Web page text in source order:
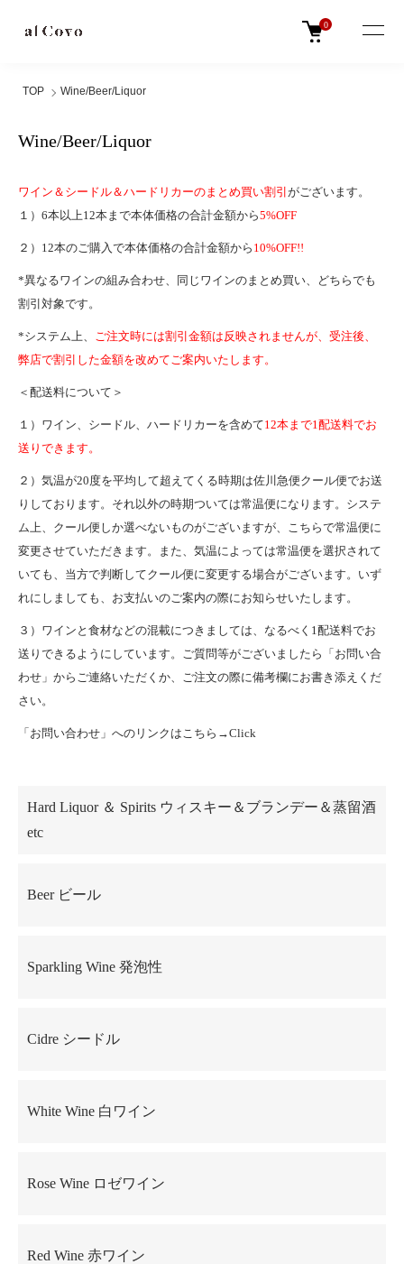
0
TOP Wine/Beer/Liquor
Wine/Beer/Liquor
ワイン＆シードル＆ハードリカーのまとめ買い割引 がございます。
１）6本以上12本まで本体価格の合計金額から5%OFF
２）12本のご購入で本体価格の合計金額から 10%OFF!!
*異なるワインの組み合わせ、同じワインのまとめ買い、どちらでも
割引対象です。
*システム上、 ご注文時には割引金額は反映されませんが、受注後、
弊店で割引した金額を改めてご案内いたします。
＜配送料について＞
１）ワイン、シードル、ハードリカーを含めて12本まで1配送料でお
送りできます。
２）気温が20度を平均して超えてくる時期は佐川急便クール便でお送
りしております。それ以外の時期ついては常温便になります。システ
ム上、クール便しか選べないものがございますが、こちらで常温便に
変更させていただきます。また、気温によっては常温便を選択されて
いても、当方で判断してクール便に変更する場合がございます。いず
れにしましても、お支払いのご案内の際にお知らせいたします。
３）ワインと食材などの混載につきましては、なるべく1配送料でお
送りできるようにしています。ご質問等がございましたら「お問い合
わせ」からご連絡いただくか、ご注文の際に備考欄にお書き添えくだ
さい。
「お問い合わせ」へのリンクはこちら→Click
Hard Liquor ＆ Spirits ウィスキー＆ブランデー＆蒸留酒
etc
Beer ビール
Sparkling Wine 発泡性
Cidre シードル
White Wine 白ワイン
Rose Wine ロゼワイン
Red Wine 赤ワイン